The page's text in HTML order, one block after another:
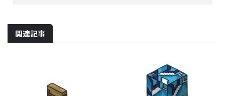
関連記事